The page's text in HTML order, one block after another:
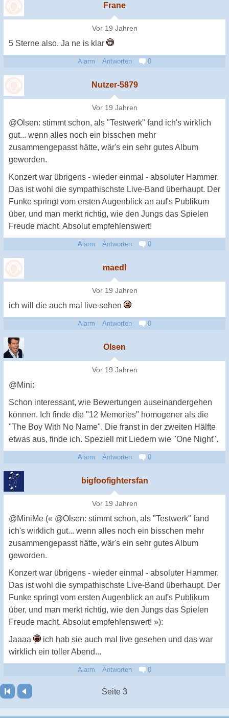
Frane
Vor 19 Jahren
5 Sterne also. Ja ne is klar
Alarm Antworten 0
Nutzer-5879
Vor 19 Jahren
@Olsen: stimmt schon, als "Testwerk" fand ich's wirklich
gut... wenn alles noch ein bisschen mehr
zusammengepasst hätte, wär's ein sehr gutes Album
geworden.
Konzert war übrigens - wieder einmal - absoluter Hammer.
Das ist wohl die sympathischste Live-Band überhaupt. Der
Funke springt vom ersten Augenblick an auf's Publikum
über, und man merkt richtig, wie den Jungs das Spielen
Freude macht. Absolut empfehlenswert!
Alarm Antworten 0
maedl
Vor 19 Jahren
ich will die auch mal live sehen
Alarm Antworten 0
Olsen
Vor 19 Jahren
@Mini:
Schon interessant, wie Bewertungen auseinandergehen
können. Ich finde die "12 Memories" homogener als die
"The Boy With No Name". Die franst in der zweiten Hälfte
etwas aus, finde ich. Speziell mit Liedern wie "One Night".
Alarm Antworten 0
bigfoofightersfan
Vor 19 Jahren
@MiniMe (« @Olsen: stimmt schon, als "Testwerk" fand
ich's wirklich gut... wenn alles noch ein bisschen mehr
zusammengepasst hätte, wär's ein sehr gutes Album
geworden.
Konzert war übrigens - wieder einmal - absoluter Hammer.
Das ist wohl die sympathischste Live-Band überhaupt. Der
Funke springt vom ersten Augenblick an auf's Publikum
über, und man merkt richtig, wie den Jungs das Spielen
Freude macht. Absolut empfehlenswert! »):
Jaaaa
ich hab sie auch mal live gesehen und das war
wirklich ein toller Abend...
Alarm Antworten 0
Seite 3